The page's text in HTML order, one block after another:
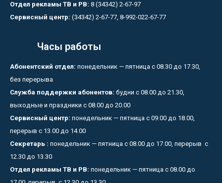
Отдел рекламы ТВ и РВ: 8 (34342) 2-67-97
Сервисный центр: (34342) 2-67-77, 8-992-022-67-77
Часы работы
Абонентский отдел: понедельник — пятница с 08.30 до 17.30,
без перерыва
Служба поддержки абонентов: будни с 08.00 до 21.30,
выходные и праздники с 08.00 до 20.00
Сервисный центр: понедельник — пятница с 09.00 до 18.00,
перерыв с 13.00 до 14.00
Секретарь : понедельник — пятница с 08.00 до 17.00, перерыв с
12.30 до 13.30
Отдел рекламы ТВ и РВ: понедельник — пятница с 08.00 до